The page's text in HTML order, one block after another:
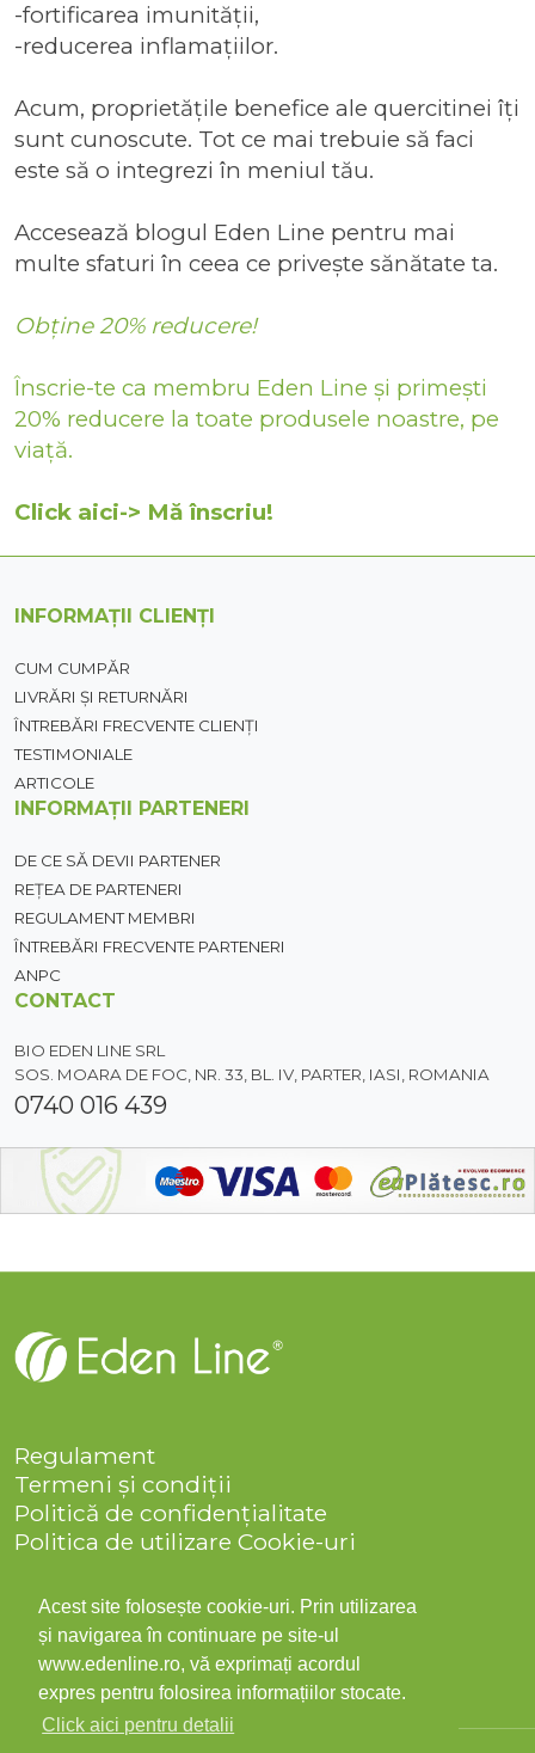
Acest site folosește cookie-uri. Prin utilizarea
și navigarea în continuare pe site-ul
www.edenline.ro, vă exprimați acordul
expres pentru folosirea informațiilor stocate.
Click aici pentru detalii
-fortificarea imunității,
-reducerea inflamațiilor.
Acum, proprietățile benefice ale quercitinei îți
sunt cunoscute. Tot ce mai trebuie să faci
este să o integrezi în meniul tău.
Accesează blogul Eden Line pentru mai
multe sfaturi în ceea ce privește sănătate ta.
Obține 20% reducere!
Înscrie-te ca membru Eden Line și primești
20% reducere la toate produsele noastre, pe
viață.
Click aici-> Mă înscriu!
INFORMAȚII CLIENȚI
CUM CUMPĂR
LIVRĂRI ȘI RETURNĂRI
ÎNTREBĂRI FRECVENTE CLIENȚI
TESTIMONIALE
ARTICOLE
INFORMAȚII PARTENERI
DE CE SĂ DEVII PARTENER
REȚEA DE PARTENERI
REGULAMENT MEMBRI
ÎNTREBĂRI FRECVENTE PARTENERI
ANPC
CONTACT
BIO EDEN LINE SRL
SOS. MOARA DE FOC, NR. 33, BL. IV, PARTER, IASI, ROMANIA
0740 016 439
Regulament
Termeni și condiții
Politică de confidențialitate
Politica de utilizare Cookie-uri
Solicitare date personale
ANPC
Contact